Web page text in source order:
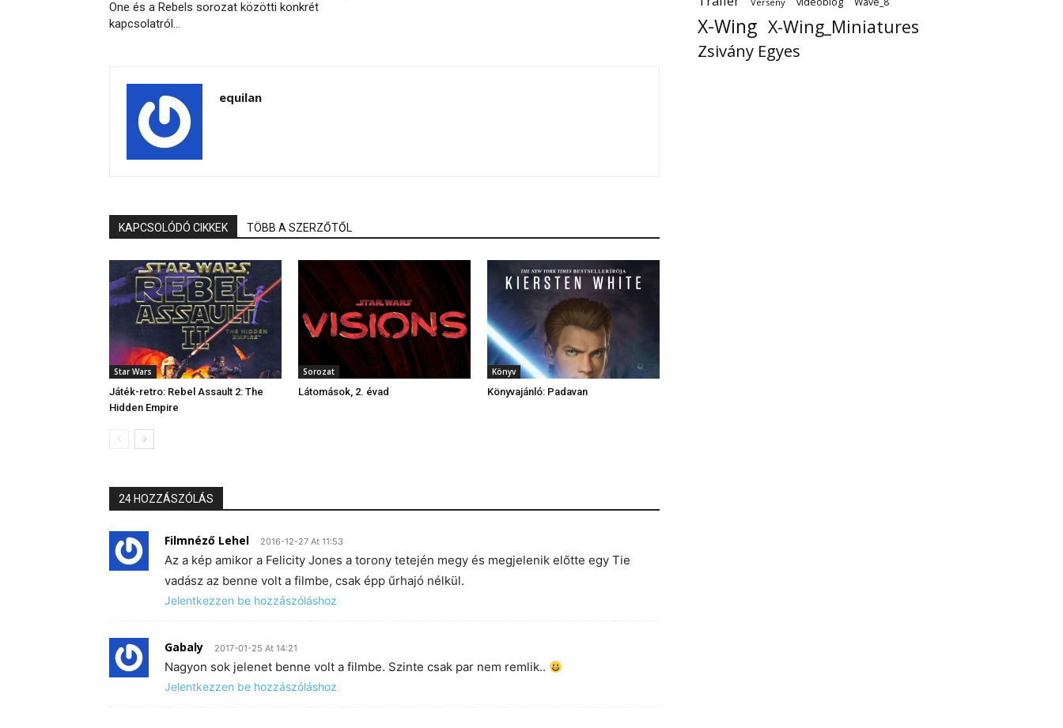
One és a Rebels sorozat közötti konkrét
kapcsolatról…
equilan
KAPCSOLÓDÓ CIKKEK TÖBB A SZERZŐTŐL
Star Wars
Játék-retro: Rebel Assault 2: The
Hidden Empire
Sorozat
Látomások, 2. évad
Könyv
Könyvajánló: Padavan
24 HOZZÁSZÓLÁS
Filmnéző Lehel 2016-12-27 At 11:53
Az a kép amikor a Felicity Jones a torony tetején megy és megjelenik előtte egy Tie
vadász az benne volt a filmbe, csak épp űrhajó nélkül.
Jelentkezzen be hozzászóláshoz
Gabaly 2017-01-25 At 14:21
Nagyon sok jelenet benne volt a filmbe. Szinte csak par nem remlik..
Jelentkezzen be hozzászóláshoz
X-Wing X-Wing_Miniatures
Zsivány Egyes